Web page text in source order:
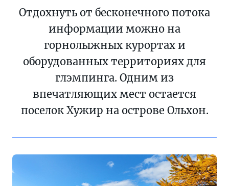
Отдохнуть от бесконечного потока
информации можно на
горнолыжных курортах и
оборудованных территориях для
глэмпинга. Одним из
впечатляющих мест остается
поселок Хужир на острове Ольхон.